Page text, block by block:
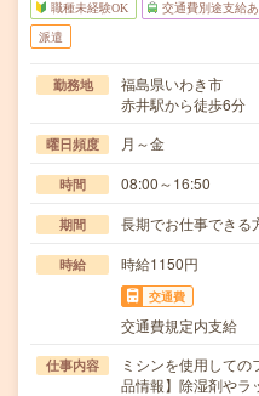
職種未経験OK 交通費別途支給あ
派遣
勤務地
福島県いわき市
赤井駅から徒歩6分
曜日頻度 月～金
時間 08:00～16:50
期間 長期でお仕事できる
時給 時給1150円
交通費
交通費規定内支給
仕事内容
ミシンを使用して
品情報】除湿剤や